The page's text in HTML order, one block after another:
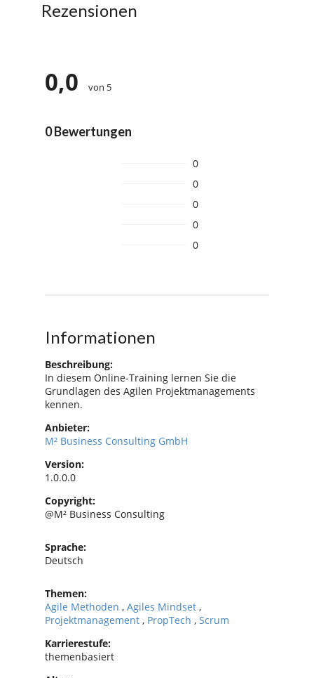
Rezensionen
0,0 von 5
0 Bewertungen
0
0
0
0
0
Informationen
Beschreibung:
In diesem Online-Training lernen Sie die
Grundlagen des Agilen Projektmanagements
kennen.
Anbieter:
M² Business Consulting GmbH
Version:
1.0.0.0
Copyright:
@M² Business Consulting
Sprache:
Deutsch
Themen:
Agile Methoden , Agiles Mindset ,
Projektmanagement , PropTech , Scrum
Karrierestufe:
themenbasiert